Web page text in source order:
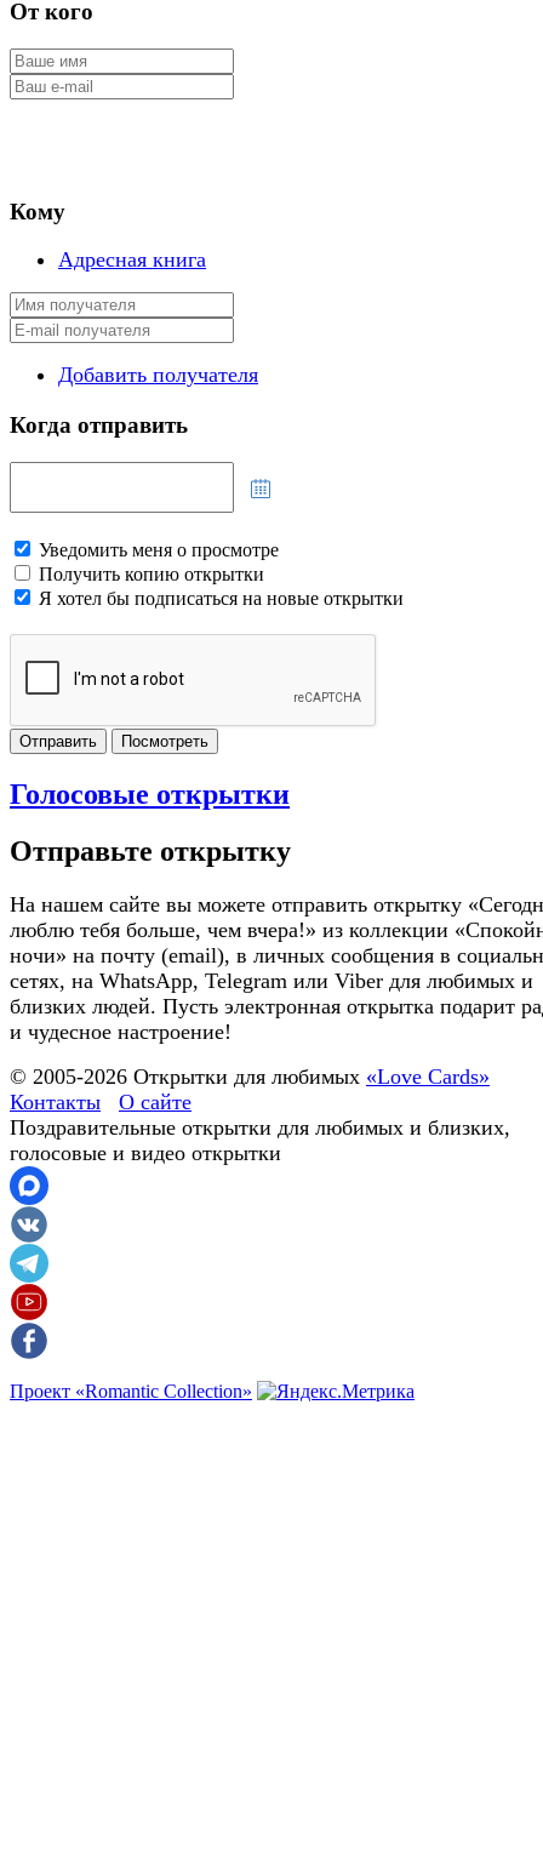
От кого
Кому
Адресная книга
Добавить получателя
Когда отправить
Уведомить меня о просмотре
Получить копию открытки
Я хотел бы подписаться на новые открытки
Отправить Посмотреть
Голосовые открытки
Отправьте открытку
На нашем сайте вы можете отправить открытку
люблю тебя больше, чем вчера!» из коллекции
ночи» на почту (email), в личных сообщения в
сетях, на WhatsApp, Telegram или Viber для любимых и
близких людей. Пусть электронная открытка подарит
и чудесное настроение!
© 2005-2026 Открытки для любимых «Love Cards»
Контакты
О сайте
Поздравительные открытки для любимых и близких,
голосовые и видео открытки
Проект «Romantic Collection»